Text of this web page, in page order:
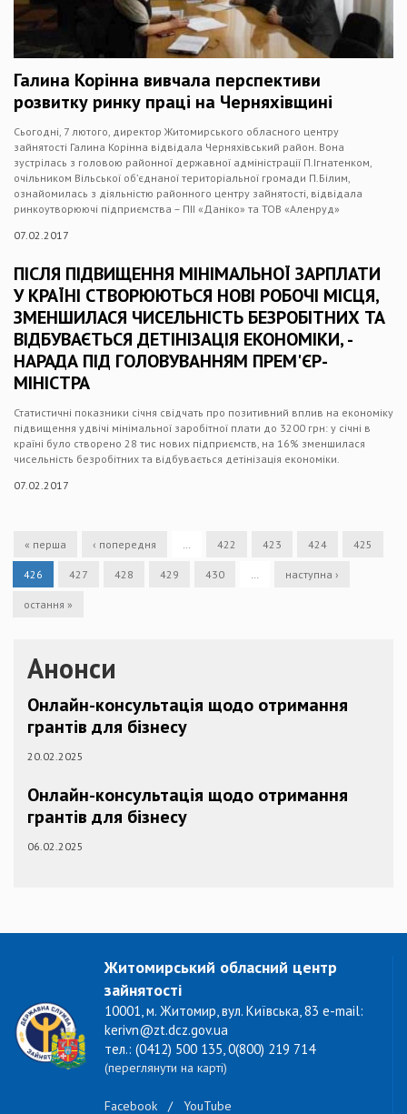
Галина Корінна вивчала перспективи
розвитку ринку праці на Черняхівщині
Сьогодні, 7 лютого, директор Житомирського обласного центру
зайнятості Галина Корінна відвідала Черняхівський район. Вона
зустрілась з головою районної державної адміністрації П.Ігнатенком,
очільником Вільської об’єднаної територіальної громади П.Білим,
ознайомилась з діяльністю районного центру зайнятості, відвідала
ринкоутворюючі підприємства – ПІІ «Даніко» та ТОВ «Аленруд»
07.02.2017
ПІСЛЯ ПІДВИЩЕННЯ МІНІМАЛЬНОЇ ЗАРПЛАТИ
У КРАЇНІ СТВОРЮЮТЬСЯ НОВІ РОБОЧІ МІСЦЯ,
ЗМЕНШИЛАСЯ ЧИСЕЛЬНІСТЬ БЕЗРОБІТНИХ ТА
ВІДБУВАЄТЬСЯ ДЕТІНІЗАЦІЯ ЕКОНОМІКИ, -
НАРАДА ПІД ГОЛОВУВАННЯМ ПРЕМ'ЄР-
МІНІСТРА
Статистичні показники січня свідчать про позитивний вплив на економіку
підвищення удвічі мінімальної заробітної плати до 3200 грн: у січні в
країні було створено 28 тис нових підприємств, на 16% зменшилася
чисельність безробітних та відбувається детінізація економіки.
07.02.2017
« перша ‹ попередня 422 423 424 425
426 427 428 429 430 наступна ›
остання »
Анонси
Онлайн-консультація щодо отримання
грантів для бізнесу
20.02.2025
Онлайн-консультація щодо отримання
грантів для бізнесу
06.02.2025
Житомирський обласний центр
зайнятості
10001, м. Житомир, вул. Київська, 83 e-mail:
kerivn@zt.dcz.gov.ua
тел.: (0412) 500 135, 0(800) 219 714
(переглянути на карті)
Facebook / YouTube